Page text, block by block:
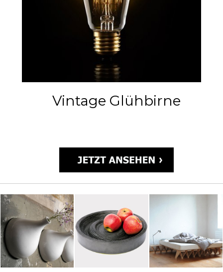
Vintage Glühbirne